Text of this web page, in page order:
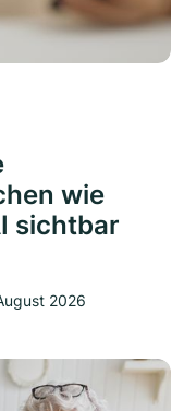
wie
sichtbar
2026